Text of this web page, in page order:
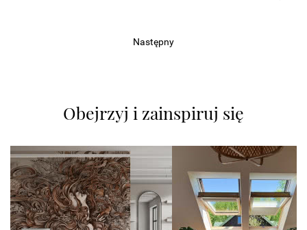
Następny
Obejrzyj i zainspiruj się